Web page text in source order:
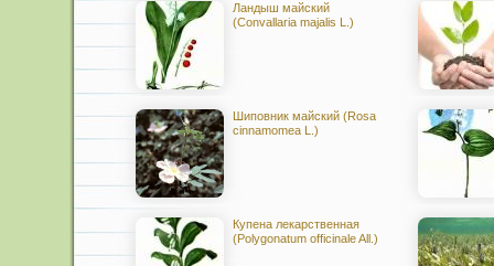
Ландыш майский
(Convallaria majalis L.)
Шиповник майский (Rosa
cinnamomea L.)
Купена лекарственная
(Polygonatum officinale All.)